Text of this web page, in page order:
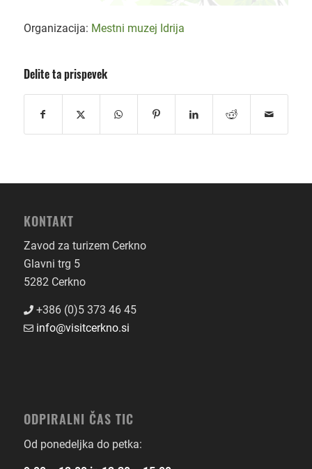
Organizacija: Mestni muzej Idrija
Delite ta prispevek
KONTAKT
Zavod za turizem Cerkno
Glavni trg 5
5282 Cerkno
+386 (0)5 373 46 45
info@visitcerkno.si
ODPIRALNI ČAS TIC
Od ponedeljka do petka: